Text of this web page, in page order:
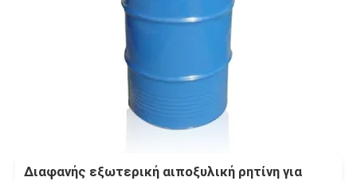
Διαφανής εξωτερική αιποξυλική ρητίνη για